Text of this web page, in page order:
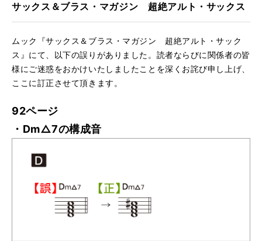
サックス＆ブラス・マガジン 超絶アルト・サックス
ムック『サックス＆ブラス・マガジン 超絶アルト・サック
ス』にて、以下の誤りがありました。読者ならびに関係者の皆
様にご迷惑をおかけいたしましたことを深くお詫び申し上げ、
ここに訂正させて頂きます。
92ページ
・Dm△7の構成音